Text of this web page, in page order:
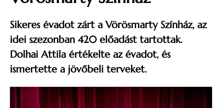
Sikeres évadot zárt a Vörösmarty Színház, az
idei szezonban 420 előadást tartottak.
Dolhai Attila értékelte az évadot, és
ismertette a jövőbeli terveket.